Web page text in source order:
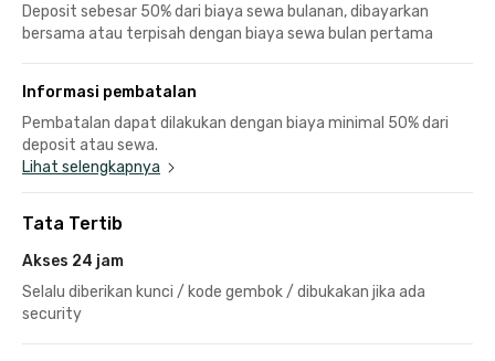
Deposit sebesar 50% dari biaya sewa bulanan, dibayarkan
bersama atau terpisah dengan biaya sewa bulan pertama
Informasi pembatalan
Pembatalan dapat dilakukan dengan biaya minimal 50% dari
deposit atau sewa.
Lihat selengkapnya
Tata Tertib
Akses 24 jam
Selalu diberikan kunci / kode gembok / dibukakan jika ada
security